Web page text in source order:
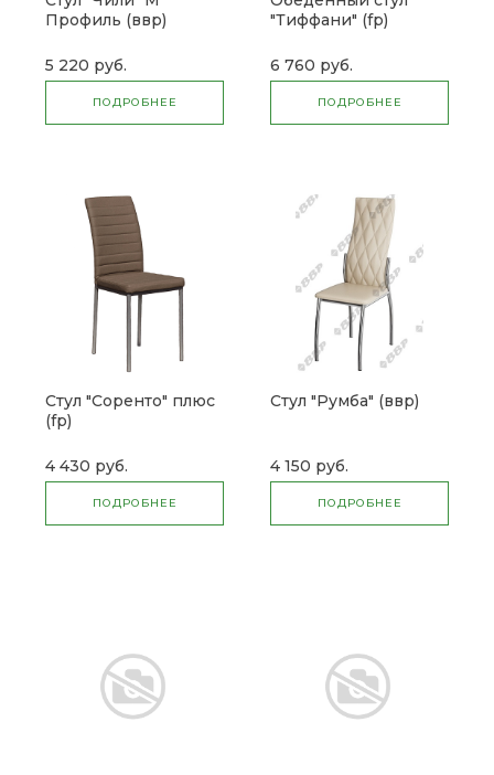
Профиль (ввр)
5 220 руб.
ПОДРОБНЕЕ
"Тиффани" (fp)
6 760 руб.
ПОДРОБНЕЕ
Стул "Соренто" плюс
(fp)
4 430 руб.
ПОДРОБНЕЕ
Стул "Румба" (ввр)
4 150 руб.
ПОДРОБНЕЕ